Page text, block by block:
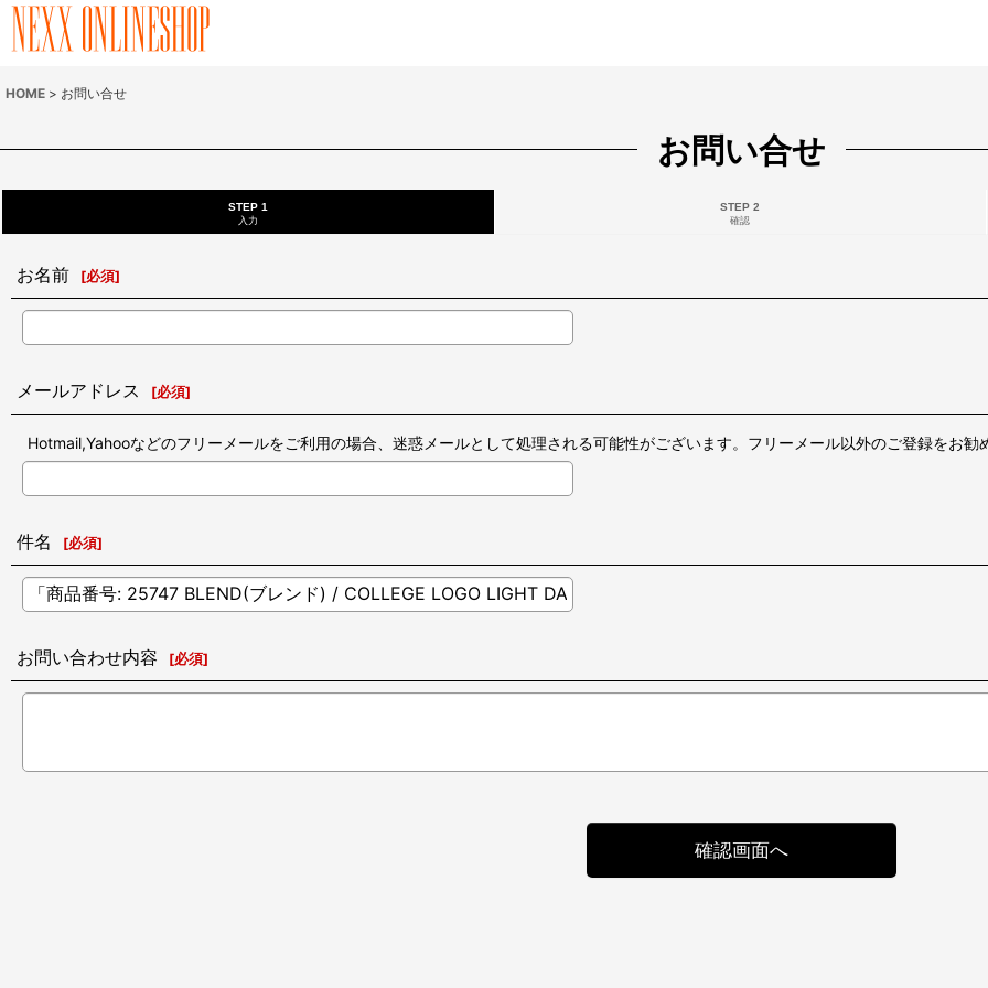
HOME > お問い合せ
お問い合せ
STEP 1
入力
STEP 2
確認
お名前 [必須]
メールアドレス [必須]
Hotmail,Yahooなどのフリーメールをご利用の場合、迷惑メールとして処理される可能性がございます。フリーメール以外のご登録をお勧
件名 [必須]
お問い合わせ内容 [必須]
確認画面へ